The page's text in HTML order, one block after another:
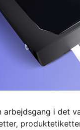
arbejdsgang i det